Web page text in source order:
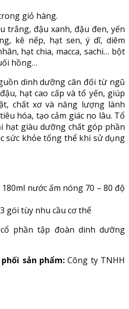
giỏ hàng.
trắng, đậu xanh, đậu đen, yến
kê nếp, hạt sen, ý dĩ, diêm
hạt chia, macca, sachi… bột
hồng…
dinh dưỡng cân đối từ ngũ
hạt cao cấp và tổ yến, giúp
chất xơ và năng lượng lành
hóa, tạo cảm giác no lâu. Tổ
hạt giàu dưỡng chất góp phần
sức khỏe tổng thể khi sử dụng
nước ấm nóng 70 – 80 độ
gói tùy nhu cầu cơ thể
phần tập đoàn dinh dưỡng
sản phẩm: Công ty TNHH